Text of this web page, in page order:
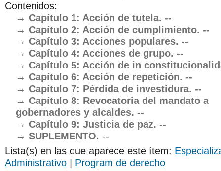
Contenidos:
Capítulo 1: Acción de tutela. --
Capítulo 2: Acción de cumplimiento. --
Capítulo 3: Acciones populares. --
Capítulo 4: Acciones de grupo. --
Capítulo 5: Acción de in
Capítulo 6: Acción de repetición. --
Capítulo 7: Pérdida de investidura. --
Capítulo 8: Revocatoria del mandato a
gobernadores y alcaldes. --
Capítulo 9: Justicia de paz. --
SUPLEMENTO. --
Lista(s) en las que aparece este ítem:
Administrativo
Program de derecho